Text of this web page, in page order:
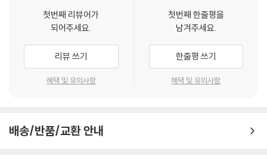
하갈은 가장 큰 곤경에 처해 있는 순간에 자신에 대한 하나님의 돌보심을
발견한다. 이 하나님을 영원토록 간직하고자 한다. 왜 영원토록 간직하는
우리를 살피시는 하나님을 기억하면 희망이 생긴다. 고통은 사라지고 소망
첫번째 리뷰어가
되어주세요.
리뷰 쓰기
혜택 및 유의사항
첫번째 한줄평을
남겨주세요.
한줄평 쓰기
혜택 및 유의사항
배송/반품/교환 안내